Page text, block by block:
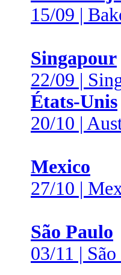
15/09 |
Singapour
22/09 |
États-Unis
20/10 |
Mexico
27/10 |
São Paulo
03/11 |